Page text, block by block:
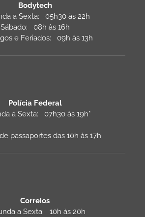
Bodytech
a Sexta: 05h30 às 22h
Sábado: 08h às 16h
e Feriados: 09h às 13h
Polícia Federal
a Sexta: 07h30 às 19h*
passaportes das 10h às 17h
Correios
a Sexta: 10h às 20h